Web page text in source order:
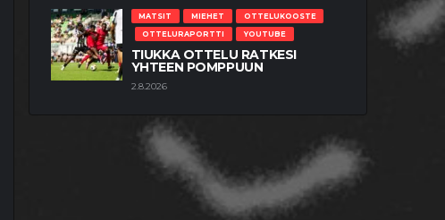
MATSIT MIEHET
OTTELUKOOSTE
OTTELURAPORTTI
YOUTUBE
TIUKKA OTTELU RATKESI
YHTEEN POMPPUUN
2.8.2026